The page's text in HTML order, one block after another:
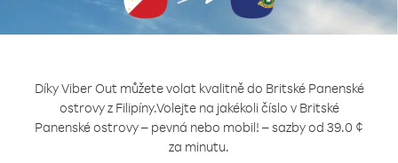
Díky Viber Out můžete volat kvalitně do Britské Panenské
ostrovy z Filipíny.Volejte na jakékoli číslo v Britské
Panenské ostrovy – pevná nebo mobil! – sazby od 39.0 ¢
za minutu.